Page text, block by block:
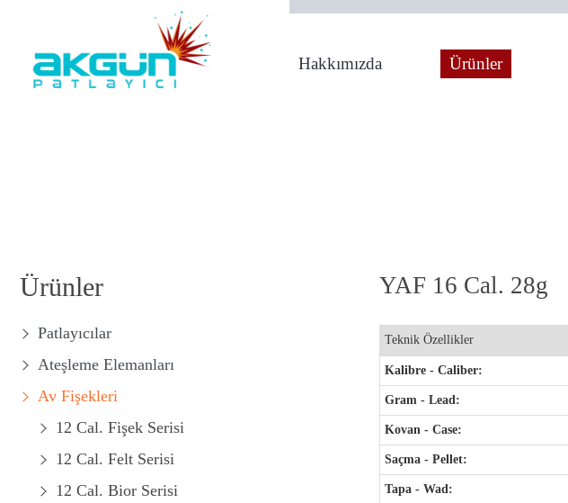
Hakkımızda Ürünler
YAF 16 Cal. 28g
Teknik Özellikler
Kalibre - Caliber:
Gram - Lead:
Kovan - Case:
Saçma - Pellet:
Tapa - Wad:
Ürünler
Patlayıcılar
Ateşleme Elemanları
Av Fişekleri
12 Cal. Fişek Serisi
12 Cal. Felt Serisi
12 Cal. Bior Serisi